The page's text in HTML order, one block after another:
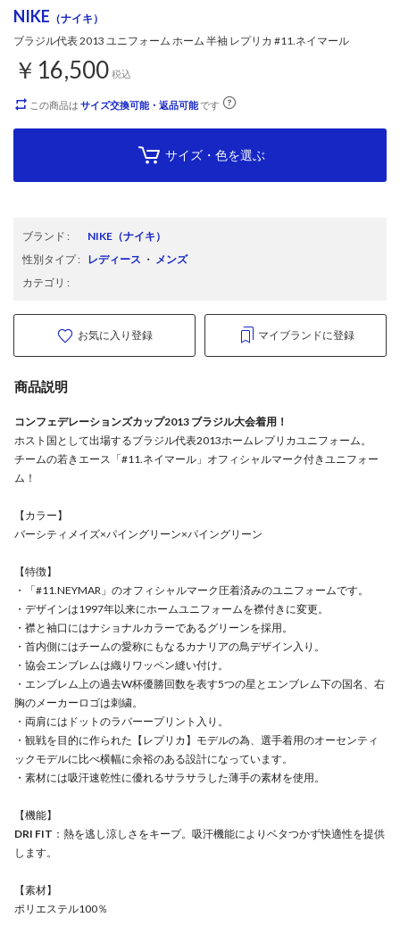
NIKE （ナイキ）
ブラジル代表 2013 ユニフォーム ホーム 半袖 レプリカ #11.ネイマール
￥16,500 税込
この商品は サイズ交換可能・返品可能です
サイズ・色を選ぶ
ブランド : NIKE （ナイキ）
性別タイプ: レディース ・ メンズ
カテゴリ :
お気に入り登録 マイブランドに登録
商品説明
コンフェデレーションズカップ2013 ブラジル大会着用！
ホスト国として出場するブラジル代表2013ホームレプリカユニフォーム。
チームの若きエース「#11.ネイマール」オフィシャルマーク付きユニフォー
ム！
【カラー】
バーシティメイズ×パイングリーン×パイングリーン
【特徴】
・「#11.NEYMAR」のオフィシャルマーク圧着済みのユニフォームです。
・デザインは1997年以来にホームユニフォームを襟付きに変更。
・襟と袖口にはナショナルカラーであるグリーンを採用。
・首内側にはチームの愛称にもなるカナリアの鳥デザイン入り。
・協会エンブレムは織りワッペン縫い付け。
・エンブレム上の過去W杯優勝回数を表す5つの星とエンブレム下の国名、右
胸のメーカーロゴは刺繍。
・両肩にはドットのラバーープリント入り。
・観戦を目的に作られた【レプリカ】モデルの為、選手着用のオーセンティ
ックモデルに比べ横幅に余裕のある設計になっています。
・素材には吸汗速乾性に優れるサラサラした薄手の素材を使用。
【機能】
DRI FIT ：熱を逃し涼しさをキープ。吸汗機能によりベタつかず快適性を提供
します。
【素材】
ポリエステル100％